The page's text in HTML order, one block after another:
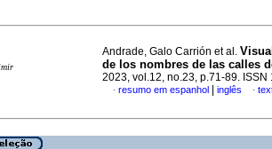
Andrade, Galo Carrión et al.
de los nombres de las calles
2023, vol.12, no.23, p.71-89. ISSN
· resumo em espanhol inglês ·